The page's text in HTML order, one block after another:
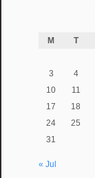
M T
3
4
10
11
17
18
24
25
31
« Jul